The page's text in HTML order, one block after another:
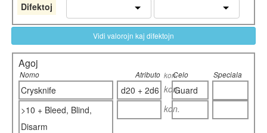
Difektoj
Vidi valorojn kaj difektojn
Agoj
Nomo Atributo kon.Celo Speciala
Crysknife d20 + 2d6 kon.Guard
>10 + Bleed, Blind,
Disarm
kon.